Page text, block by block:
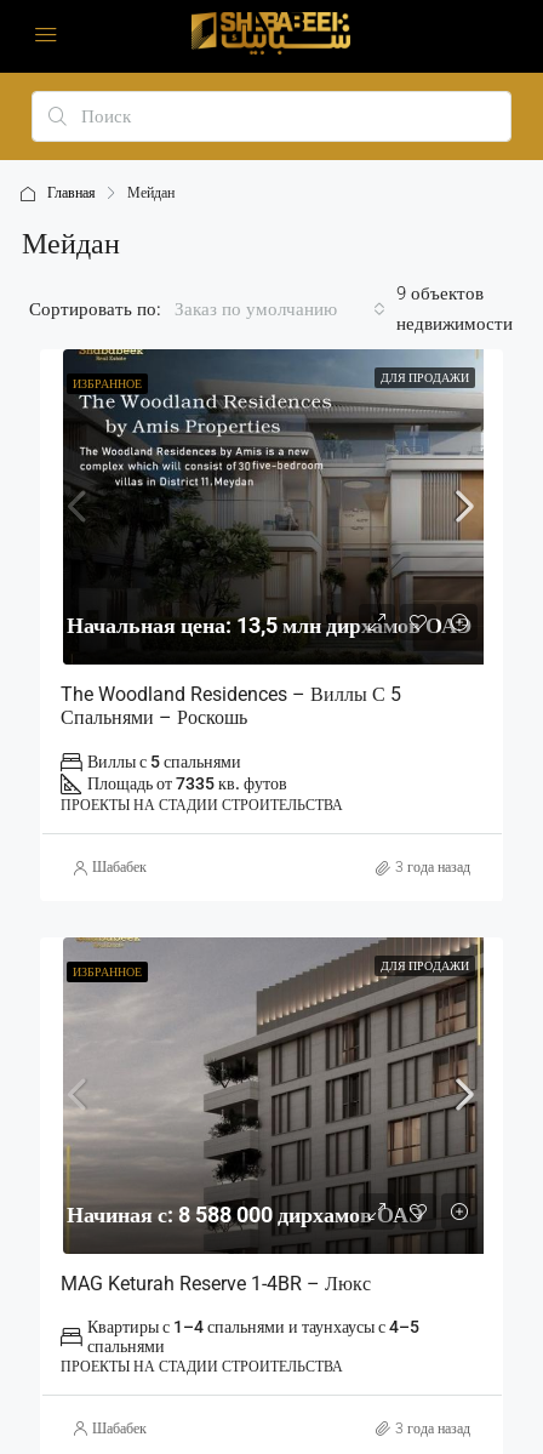
Главная Мейдан
Мейдан
9 объектов
недвижимости
Сортировать по: Заказ по умолчанию
ИЗБРАННОЕ ДЛЯ ПРОДАЖИ
Начальная цена: 13,5 млн дирхамов ОАЭ
The Woodland Residences – Виллы С 5
Спальнями – Роскошь
Виллы с 5 спальнями
Площадь от 7335 кв. футов
ПРОЕКТЫ НА СТАДИИ СТРОИТЕЛЬСТВА
Шабабек 3 года назад
ИЗБРАННОЕ ДЛЯ ПРОДАЖИ
Начиная с: 8 588 000 дирхамов ОАЭ
MAG Keturah Reserve 1-4BR – Люкс
Квартиры с 1–4 спальнями и таунхаусы с 4–5
спальнями
ПРОЕКТЫ НА СТАДИИ СТРОИТЕЛЬСТВА
Шабабек 3 года назад